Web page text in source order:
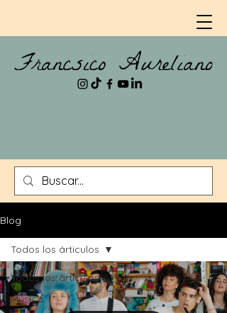
Blog
Todos los árticulos
Música
Todos los árticulos